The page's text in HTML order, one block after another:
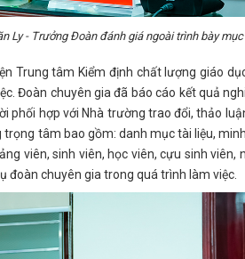
Ly - Trưởng Đoàn đánh giá ngoài trình bày
Trung tâm Kiểm định chất lượng giáo
Đoàn chuyên gia đã báo cáo kết quả
phối hợp với Nhà trường trao đổi, thảo
trọng tâm bao gồm: danh mục tài liệu,
viên, sinh viên, học viên, cựu sinh
đoàn chuyên gia trong quá trình làm việc.